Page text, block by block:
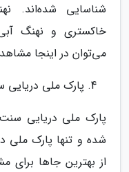
شناسایی شده‌اند.
خاکستری و نهنگ
می‌توان در اینجا
پارک ملی
پارک ملی دریایی
شده و تنها پارک ملی
از بهترین جاها